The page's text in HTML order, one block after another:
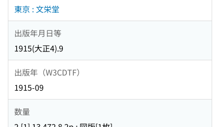
東京 : 文栄堂
出版年月日等
1915(大正4).9
出版年（W3CDTF）
1915-09
数量